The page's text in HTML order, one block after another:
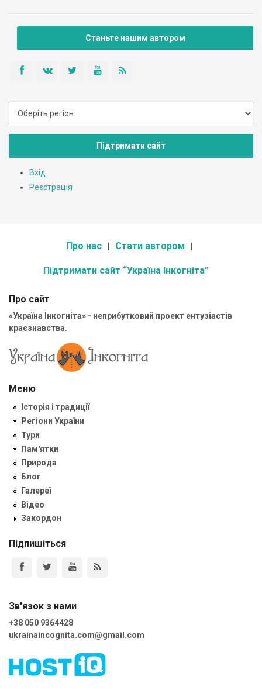
Станьте нашим автором
Підтримати сайт
Вхід
Реєстрація
Про нас Стати автором
Підтримати сайт “Україна Інкогніта”
Про сайт
«Україна Інкогніта» - неприбутковий проект ентузіастів
краєзнавства.
Меню
Історія і традиції
Регіони України
Тури
Пам'ятки
Природа
Блог
Галереї
Відео
Закордон
Підпишіться
Зв'язок з нами
+38 050 9364428
ukrainaincognita.com@gmail.com